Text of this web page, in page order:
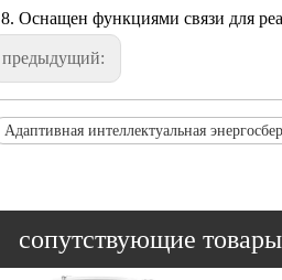
8. Оснащен функциями связи для
предыдущий:
Адаптивная интеллектуальная
сопутствующие товары